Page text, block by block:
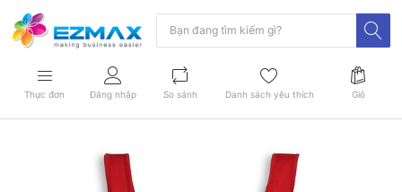
Thực đơn Đăng nhập So sánh Danh sách yêu thích Giỏ